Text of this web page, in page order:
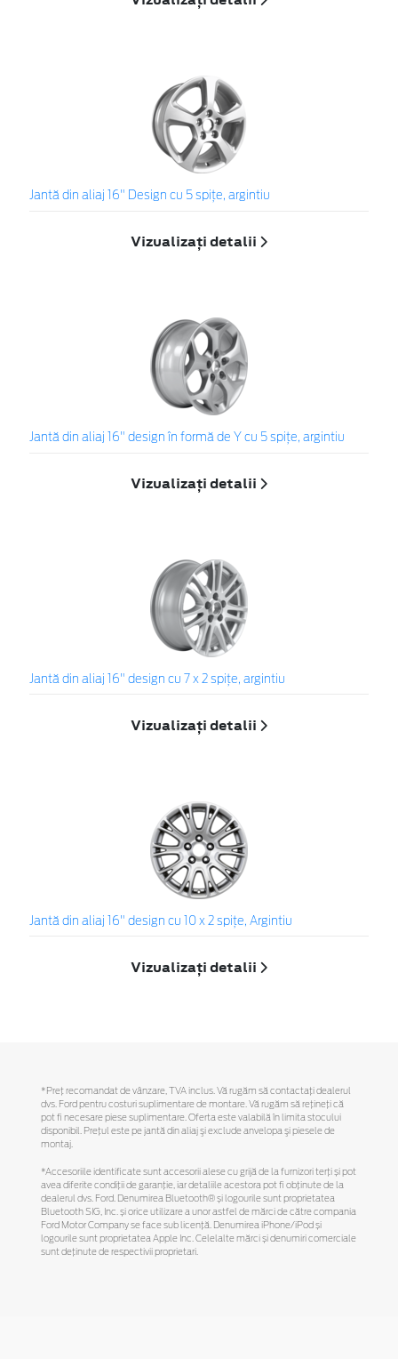
Jantă din aliaj 16" Design cu 5 spiţe, argintiu
Vizualizați detalii
Jantă din aliaj 16" design în formă de Y cu 5 spiţe, argintiu
Vizualizați detalii
Jantă din aliaj 16" design cu 7 x 2 spiţe, argintiu
Vizualizați detalii
Jantă din aliaj 16" design cu 10 x 2 spiţe, Argintiu
Vizualizați detalii
*Preţ recomandat de vânzare, TVA inclus. Vă rugăm să contactaţi dealerul
dvs. Ford pentru costuri suplimentare de montare. Vă rugăm să reţineţi că
pot fi necesare piese suplimentare. Oferta este valabilă în limita stocului
disponibil. Preţul este pe jantă din aliaj şi exclude anvelopa şi piesele de
montaj.
*Accesoriile identificate sunt accesorii alese cu grijă de la furnizori terți și pot
avea diferite condiții de garanție, iar detaliile acestora pot fi obținute de la
dealerul dvs. Ford. Denumirea Bluetooth® și logourile sunt proprietatea
Bluetooth SIG, Inc. și orice utilizare a unor astfel de mărci de către compania
Ford Motor Company se face sub licență. Denumirea iPhone/iPod și
logourile sunt proprietatea Apple Inc. Celelalte mărci și denumiri comerciale
sunt deținute de respectivii proprietari.